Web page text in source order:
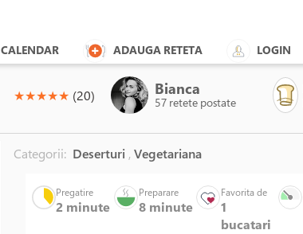
CALENDAR ADAUGA RETETA LOGIN
(*)
★(*)
★(*)
★(*)
★(*)
★ (20) Bianca
57 retete postate
Categorii: Deserturi , Vegetariana
Pregatire
2 minute
Preparare
8 minute
Favorita de
1
bucatari